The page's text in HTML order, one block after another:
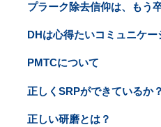
プラーク除去信仰は、もう
DHは心得たいコミュニケー
PMTCについて
正しくSRPができているか？
正しい研磨とは？